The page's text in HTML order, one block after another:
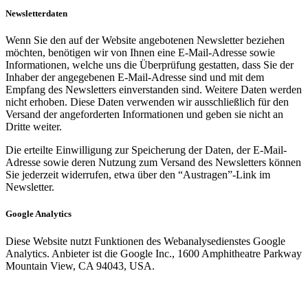
Newsletterdaten
Wenn Sie den auf der Website angebotenen Newsletter beziehen
möchten, benötigen wir von Ihnen eine E-Mail-Adresse sowie
Informationen, welche uns die Überprüfung gestatten, dass Sie der
Inhaber der angegebenen E-Mail-Adresse sind und mit dem
Empfang des Newsletters einverstanden sind. Weitere Daten werden
nicht erhoben. Diese Daten verwenden wir ausschließlich für den
Versand der angeforderten Informationen und geben sie nicht an
Dritte weiter.
Die erteilte Einwilligung zur Speicherung der Daten, der E-Mail-
Adresse sowie deren Nutzung zum Versand des Newsletters können
Sie jederzeit widerrufen, etwa über den “Austragen”-Link im
Newsletter.
Google Analytics
Diese Website nutzt Funktionen des Webanalysedienstes Google
Analytics. Anbieter ist die Google Inc., 1600 Amphitheatre Parkway
Mountain View, CA 94043, USA.